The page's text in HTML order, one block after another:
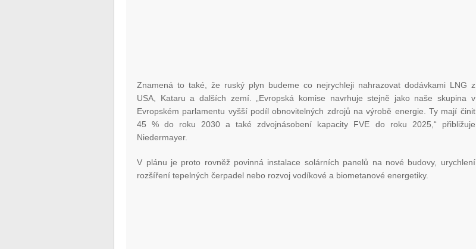
Znamená to také, že ruský plyn budeme co nejrychleji nahrazovat dodávkami LNG z
USA, Kataru a dalších zemí. „Evropská komise navrhuje stejně jako naše skupina v
Evropském parlamentu vyšší podíl obnovitelných zdrojů na výrobě energie. Ty mají činit
45 % do roku 2030 a také zdvojnásobení kapacity FVE do roku 2025,“ přibližuje
Niedermayer.
V plánu je proto rovněž povinná instalace solárních panelů na nové budovy, urychlení
rozšíření tepelných čerpadel nebo rozvoj vodíkové a biometanové energetiky.